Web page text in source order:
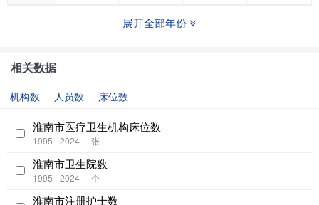
展开全部年份
相关数据
机构数 人员数 床位数
淮南市医疗卫生机构床位数
1995 - 2024 张
淮南市卫生院数
1995 - 2024 个
淮南市注册护士数